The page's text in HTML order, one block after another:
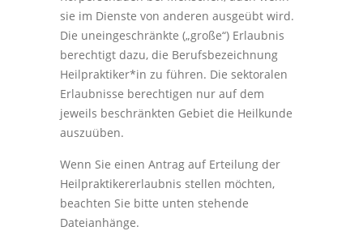
sie im Dienste von anderen ausgeübt wird.
Die uneingeschränkte („große“) Erlaubnis
berechtigt dazu, die Berufsbezeichnung
Heilpraktiker*in zu führen. Die sektoralen
Erlaubnisse berechtigen nur auf dem
jeweils beschränkten Gebiet die Heilkunde
auszuüben.
Wenn Sie einen Antrag auf Erteilung der
Heilpraktikererlaubnis stellen möchten,
beachten Sie bitte unten stehende
Dateianhänge.